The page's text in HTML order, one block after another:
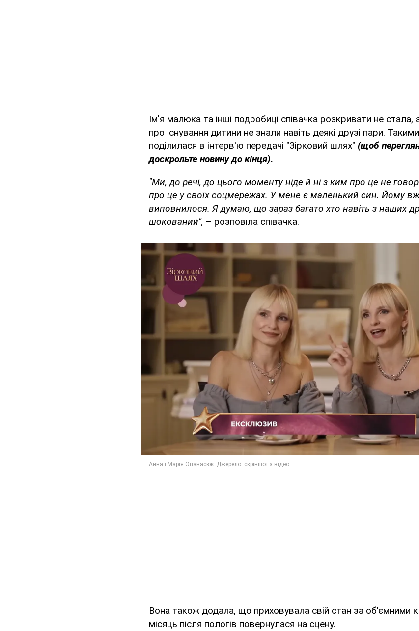
Ім'я малюка та інші подробиці співачка розкривати не
про існування дитини не знали навіть деякі друзі пари.
поділилася в інтерв'ю передачі "Зірковий шлях" (щоб
доскрольте новину до кінця).
"Ми, до речі, до цього моменту ніде й ні з ким про це не
про це у своїх соцмережах. У мене є маленький син. Йому
виповнилося. Я думаю, що зараз багато хто навіть з наших
шокований", – розповіла співачка.
Вона також додала, що приховувала свій стан за об'ємними
місяць після пологів повернулася на сцену.